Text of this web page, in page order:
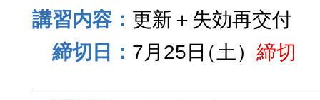
更新＋失効再交付
7月25日（土） 締切